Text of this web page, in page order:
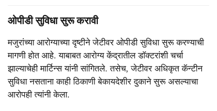
ओपीडी सुविधा सुरू करावी
मजुरांच्या आरोग्याच्या दृष्टीने जेटीवर ओपीडी सुविधा सुरू करण्याची
मागणी होत आहे. याबाबत आरोग्य केंद्रातील डॉक्टरांशी चर्चा
झाल्याचेही मार्टिन्स यांनी सांगितले. तसेच, जेटीवर अधिकृत कॅन्टीन
सुविधा नसताना काही ठिकाणी बेकायदेशीर दुकाने सुरू असल्याचा
आरोपही त्यांनी केला.